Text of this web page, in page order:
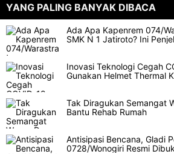
YANG PALING BANYAK DIBACA
Ada Apa Kapenrem 074/
SMK N 1 Jatiroto? Ini
Inovasi Teknologi Cegah
Gunakan Helmet Thermal
Tak Diragukan Semangat
Bantu Rehab Rumah
Antisipasi Bencana, Gladi
0728/Wonogiri Resmi